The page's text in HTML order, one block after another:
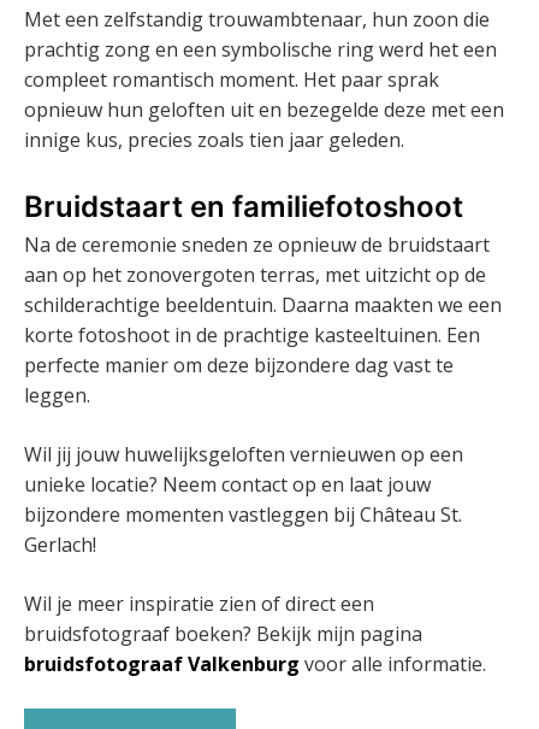
Met een zelfstandig trouwambtenaar, hun zoon die
prachtig zong en een symbolische ring werd het een
compleet romantisch moment. Het paar sprak
opnieuw hun geloften uit en bezegelde deze met een
innige kus, precies zoals tien jaar geleden.
Bruidstaart en familiefotoshoot
Na de ceremonie sneden ze opnieuw de bruidstaart
aan op het zonovergoten terras, met uitzicht op de
schilderachtige beeldentuin. Daarna maakten we een
korte fotoshoot in de prachtige kasteeltuinen. Een
perfecte manier om deze bijzondere dag vast te
leggen.
Wil jij jouw huwelijksgeloften vernieuwen op een
unieke locatie? Neem contact op en laat jouw
bijzondere momenten vastleggen bij Château St.
Gerlach!
Wil je meer inspiratie zien of direct een
bruidsfotograaf boeken? Bekijk mijn pagina
bruidsfotograaf Valkenburg voor alle informatie.